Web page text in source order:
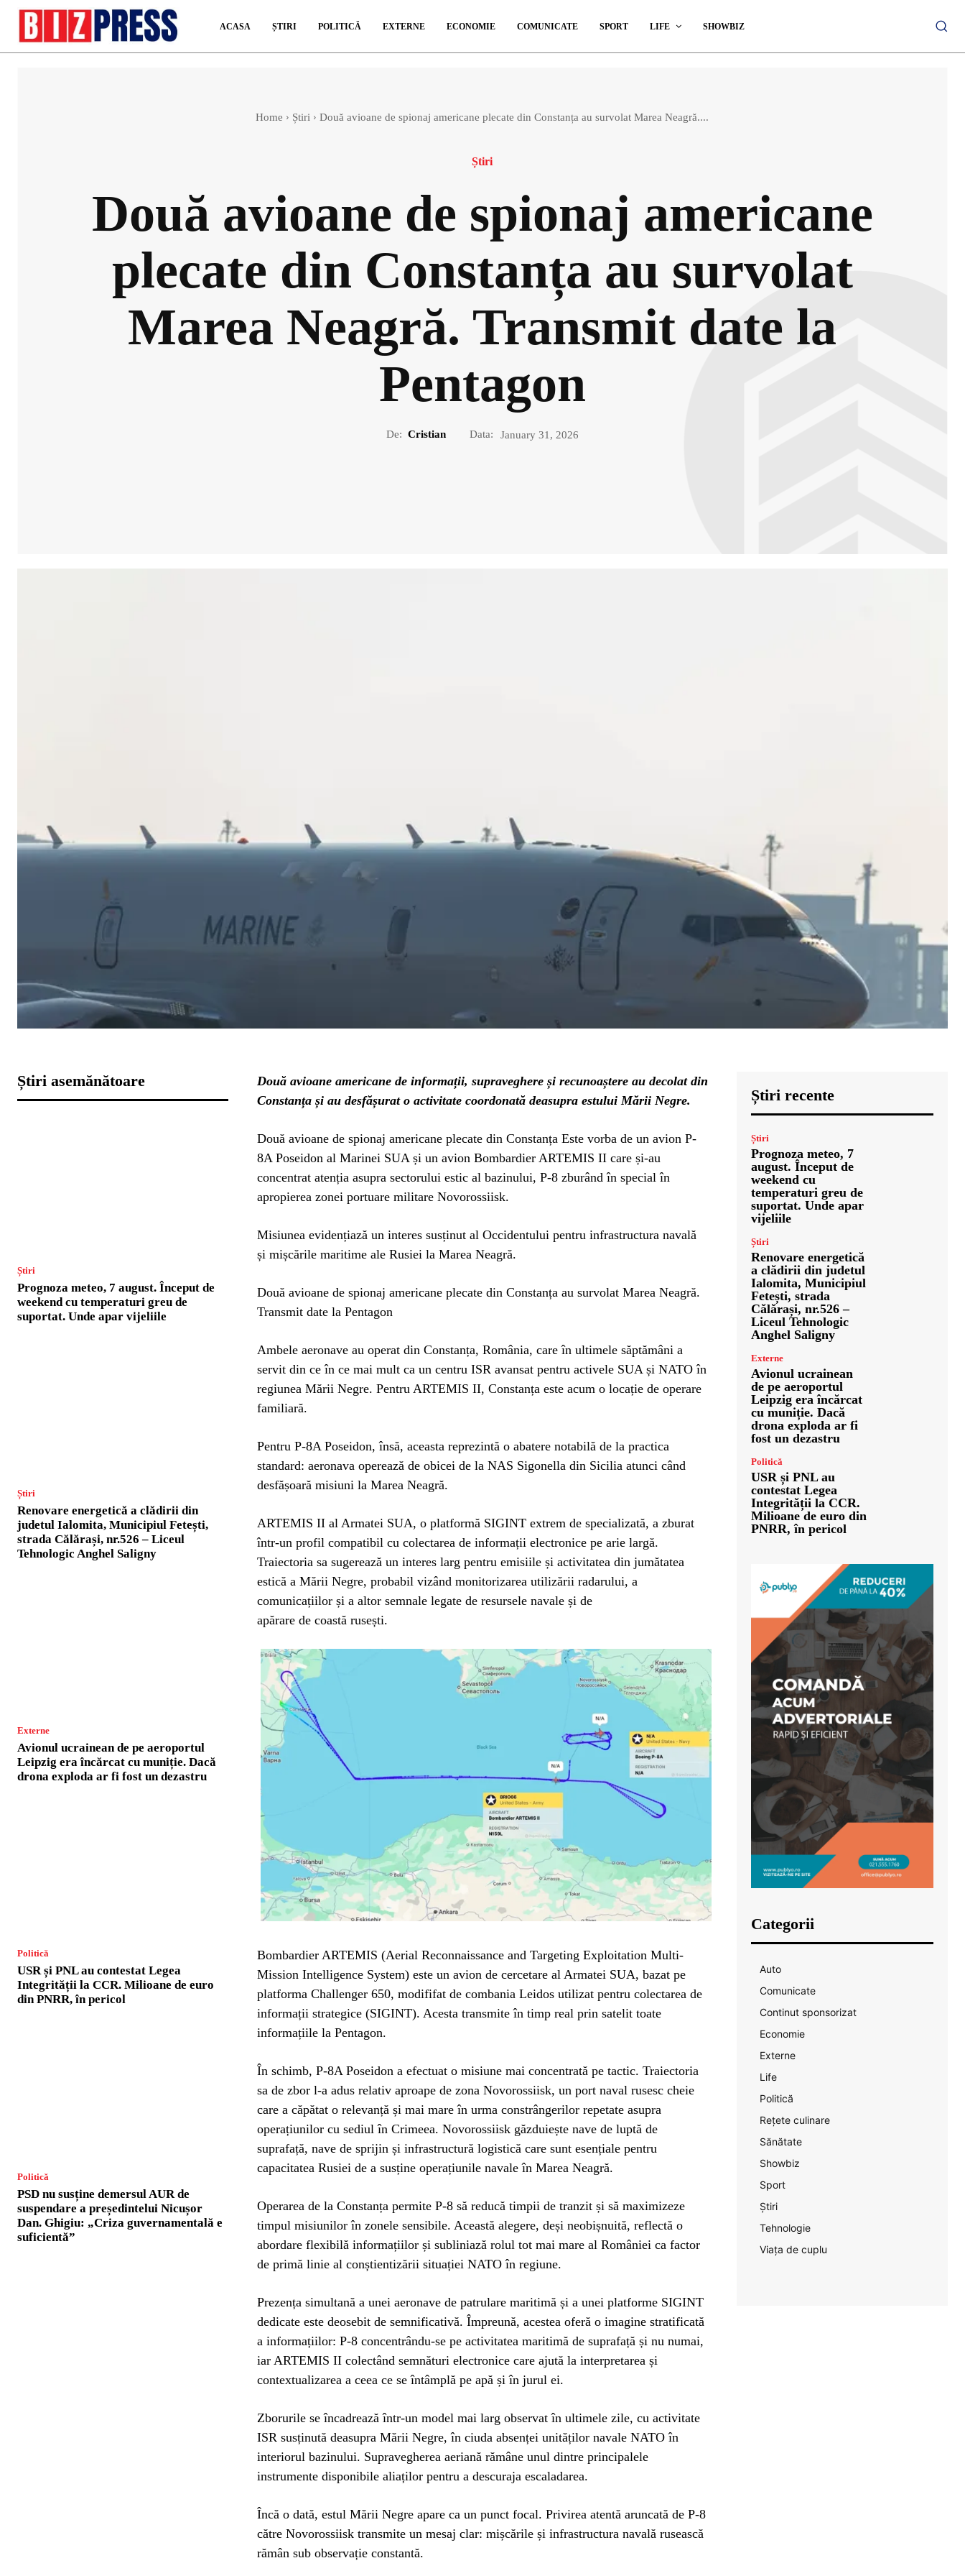
ACASA ȘTIRI POLITICĂ EXTERNE ECONOMIE COMUNICATE SPORT LIFE SHOWBIZ
Home Știri Două avioane de spionaj americane plecate din Constanța au survolat Marea Neagră....
Știri
Două avioane de spionaj americane
plecate din Constanța au survolat
Marea Neagră. Transmit date la
Pentagon
De: Cristian Data: January 31, 2026
Știri asemănătoare
Știri
Prognoza meteo, 7 august. Început de
weekend cu temperaturi greu de
suportat. Unde apar vijeliile
Știri
Renovare energetică a clădirii din
judetul Ialomita, Municipiul Fetești,
strada Călărași, nr.526 – Liceul
Tehnologic Anghel Saligny
Externe
Avionul ucrainean de pe aeroportul
Leipzig era încărcat cu muniție. Dacă
drona exploda ar fi fost un dezastru
Politică
USR și PNL au contestat Legea
Integrității la CCR. Milioane de euro
din PNRR, în pericol
Politică
PSD nu susține demersul AUR de
suspendare a președintelui Nicușor
Dan. Ghigiu: „Criza guvernamentală e
suficientă”
Două avioane americane de informații, supraveghere și recunoaștere au decolat din
Constanța și au desfășurat o activitate coordonată deasupra estului Mării Negre.
Două avioane de spionaj americane plecate din Constanța Este vorba de un avion P-
8A Poseidon al Marinei SUA și un avion Bombardier ARTEMIS II care și-au
concentrat atenția asupra sectorului estic al bazinului, P-8 zburând în special în
apropierea zonei portuare militare Novorossiisk.
Misiunea evidențiază un interes susținut al Occidentului pentru infrastructura navală
și mișcările maritime ale Rusiei la Marea Neagră.
Două avioane de spionaj americane plecate din Constanța au survolat Marea Neagră.
Transmit date la Pentagon
Ambele aeronave au operat din Constanța, România, care în ultimele săptămâni a
servit din ce în ce mai mult ca un centru ISR avansat pentru activele SUA și NATO în
regiunea Mării Negre. Pentru ARTEMIS II, Constanța este acum o locație de operare
familiară.
Pentru P-8A Poseidon, însă, aceasta reprezintă o abatere notabilă de la practica
standard: aeronava operează de obicei de la NAS Sigonella din Sicilia atunci când
desfășoară misiuni la Marea Neagră.
ARTEMIS II al Armatei SUA, o platformă SIGINT extrem de specializată, a zburat
într-un profil compatibil cu colectarea de informații electronice pe arie largă.
Traiectoria sa sugerează un interes larg pentru emisiile și activitatea din jumătatea
estică a Mării Negre, probabil vizând monitorizarea utilizării radarului, a
comunicațiilor și a altor semnale legate de resursele navale și de
apărare de coastă rusești.
Bombardier ARTEMIS (Aerial Reconnaissance and Targeting Exploitation Multi-
Mission Intelligence System) este un avion de cercetare al Armatei SUA, bazat pe
platforma Challenger 650, modififat de combania Leidos utilizat pentru colectarea de
informații strategice (SIGINT). Acesta transmite în timp real prin satelit toate
informațiile la Pentagon.
În schimb, P-8A Poseidon a efectuat o misiune mai concentrată pe tactic. Traiectoria
sa de zbor l-a adus relativ aproape de zona Novorossiisk, un port naval rusesc cheie
care a căpătat o relevanță și mai mare în urma constrângerilor repetate asupra
operațiunilor cu sediul în Crimeea. Novorossiisk găzduiește nave de luptă de
suprafață, nave de sprijin și infrastructură logistică care sunt esențiale pentru
capacitatea Rusiei de a susține operațiunile navale în Marea Neagră.
Operarea de la Constanța permite P-8 să reducă timpii de tranzit și să maximizeze
timpul misiunilor în zonele sensibile. Această alegere, deși neobișnuită, reflectă o
abordare flexibilă informațiilor și subliniază rolul tot mai mare al României ca factor
de primă linie al conștientizării situației NATO în regiune.
Prezența simultană a unei aeronave de patrulare maritimă și a unei platforme SIGINT
dedicate este deosebit de semnificativă. Împreună, acestea oferă o imagine stratificată
a informațiilor: P-8 concentrându-se pe activitatea maritimă de suprafață și nu numai,
iar ARTEMIS II colectând semnături electronice care ajută la interpretarea și
contextualizarea a ceea ce se întâmplă pe apă și în jurul ei.
Zborurile se încadrează într-un model mai larg observat în ultimele zile, cu activitate
ISR susținută deasupra Mării Negre, în ciuda absenței unităților navale NATO în
interiorul bazinului. Supravegherea aeriană rămâne unul dintre principalele
instrumente disponibile aliaților pentru a descuraja escaladarea.
Încă o dată, estul Mării Negre apare ca un punct focal. Privirea atentă aruncată de P-8
către Novorossiisk transmite un mesaj clar: mișcările și infrastructura navală rusească
rămân sub observație constantă.
Știri recente
Știri
Prognoza meteo, 7
august. Început de
weekend cu
temperaturi greu de
suportat. Unde apar
vijeliile
Știri
Renovare energetică
a clădirii din judetul
Ialomita, Municipiul
Fetești, strada
Călărași, nr.526 –
Liceul Tehnologic
Anghel Saligny
Externe
Avionul ucrainean
de pe aeroportul
Leipzig era încărcat
cu muniție. Dacă
drona exploda ar fi
fost un dezastru
Politică
USR și PNL au
contestat Legea
Integrității la CCR.
Milioane de euro din
PNRR, în pericol
Categorii
Auto
Comunicate
Continut sponsorizat
Economie
Externe
Life
Politică
Rețete culinare
Sănătate
Showbiz
Sport
Știri
Tehnologie
Viața de cuplu